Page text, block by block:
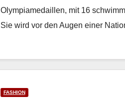
Olympiamedaillen, mit 16
Sie wird vor den Augen ein­er
FASHION